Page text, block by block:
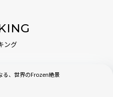
ング
る、世界のFrozen絶景